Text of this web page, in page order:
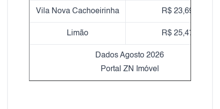
Vila Nova Cachoeirinha R$ 23,69
Limão R$ 25,47
Dados Agosto 2026
Portal ZN Imóvel